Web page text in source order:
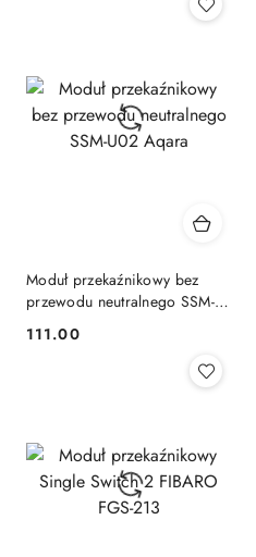
Moduł przekaźnikowy bez
przewodu neutralnego SSM-
Cena:
111.00